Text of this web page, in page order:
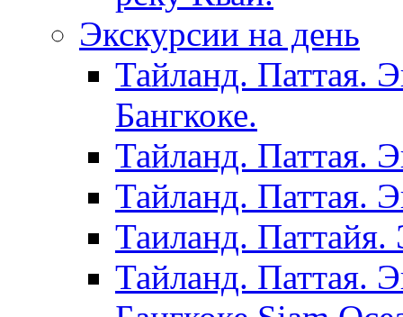
Экскурсии на день
Тайланд. Паттая.
Бангкоке.
Тайланд. Паттая.
Тайланд. Паттая.
Таиланд.
Тайланд. Паттая.